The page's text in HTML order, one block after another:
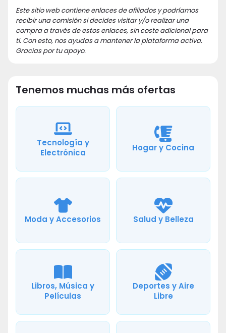
Este sitio web contiene enlaces de afiliados y podríamos
recibir una comisión si decides visitar y/o realizar una
compra a través de estos enlaces, sin coste adicional para
ti. Con esto, nos ayudas a mantener la plataforma activa.
Gracias por tu apoyo.
Tenemos muchas más ofertas
Tecnología y
Electrónica
Hogar y Cocina
Moda y Accesorios Salud y Belleza
Libros, Música y
Películas
Deportes y Aire
Libre